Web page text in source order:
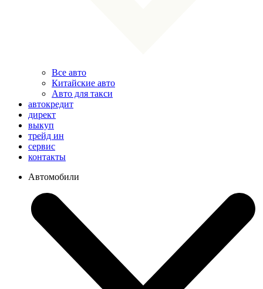
Все авто
Китайские авто
Авто для такси
автокредит
директ
выкуп
трейд ин
сервис
контакты
Автомобили